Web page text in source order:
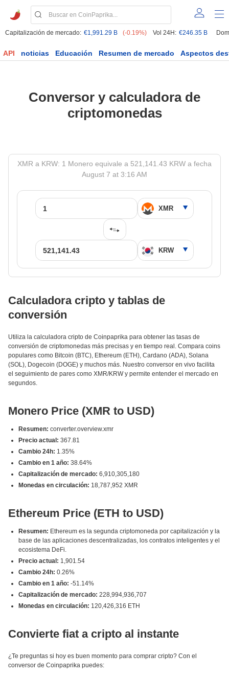
Capitalización de mercado: €1,991.29 B (-0.19%) Vol 24H: €246.35 B
API noticias Educación Resumen de mercado Aspectos
Conversor y calculadora de
criptomonedas
XMR a KRW: 1 Monero equivale a 521,141.43 KRW a fecha
August 7 at 3:16 AM
Calculadora cripto y tablas de
conversión
Utiliza la calculadora cripto de Coinpaprika para obtener las tasas de
conversión de criptomonedas más precisas y en tiempo real. Compara coins
populares como Bitcoin (BTC), Ethereum (ETH), Cardano (ADA), Solana
(SOL), Dogecoin (DOGE) y muchos más. Nuestro conversor en vivo facilita
el seguimiento de pares como XMR/KRW y permite entender el mercado en
segundos.
Monero Price (XMR to USD)
Resumen: converter.overview.xmr
Precio actual: 367.81
Cambio 24h: 1.35%
Cambio en 1 año: 38.64%
Capitalización de mercado: 6,910,305,180
Monedas en circulación: 18,787,952 XMR
Ethereum Price (ETH to USD)
Resumen: Ethereum es la segunda criptomoneda por capitalización y la
base de las aplicaciones descentralizadas, los contratos inteligentes y el
ecosistema DeFi.
Precio actual: 1,901.54
Cambio 24h: 0.26%
Cambio en 1 año: -51.14%
Capitalización de mercado: 228,994,936,707
Monedas en circulación: 120,426,316 ETH
Convierte fiat a cripto al instante
¿Te preguntas si hoy es buen momento para comprar cripto? Con el
conversor de Coinpaprika puedes: